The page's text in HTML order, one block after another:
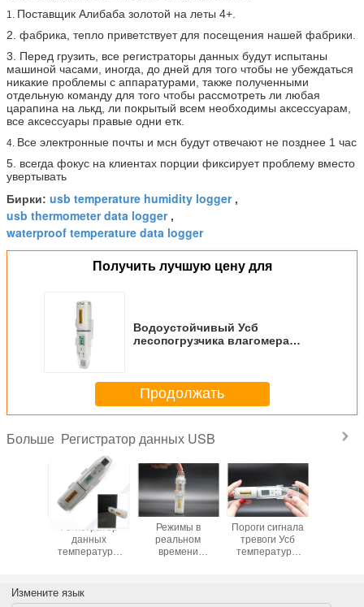
1. Поставщик Алибаба золотой на леты 4+.
2. фабрика, тепло приветствует для посещения нашей фабрики.
3. Перед грузить, все регистраторы данных будут испытаны
машиной часами, иногда, до дней для того чтобы не убеждаться
никакие проблемы с аппаратурами, также полученными
отдельную команду для того чтобы рассмотреть ли любая
царапина на лькд, ли покрытый всем необходимы аксессуарам,
все аксессуары правые одни етк.
4. Все электронные почты и мсн будут отвечают не позднее 1 час
5. всегда фокус на клиентах порции фиксирует проблему вместо
увертывать
Бирки: usb temperature humidity logger,
usb thermometer data logger,
waterproof temperature data logger
Получить лучшую цену для
Водоустойчивый Усб
лесопогрузчика влагомера
установок
Продолжать
Больше Регистратор данных USB
ЛКД
Регистратор
данных
температуры
регистратора
Режимы в
реальном
времени
Пороги сигнала
тревоги Усб
температуры
Измените язык